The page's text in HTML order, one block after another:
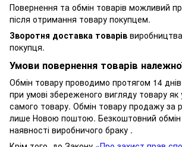
Повернення та обмін товарів можливий
після отримання товару покупцем.
Зворотня доставка товарів
покупця.
Умови повернення товарів
Обмін товару проводимо протягом 14
при умові збереженого вигляду товару як
самого товару. Обмін товару продажу за
лише Новою поштою. Безкоштовний
наявності виробничого браку .